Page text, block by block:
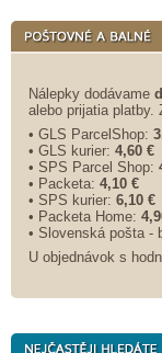
Nálepky dodávame
alebo prijatia platby.
• GLS ParcelShop:
• GLS kurier: 4,60 €
• SPS Parcel Shop:
• Packeta: 4,10 €
• SPS kurier: 6,10 €
• Packeta Home:
• Slovenská pošta -
U objednávok s